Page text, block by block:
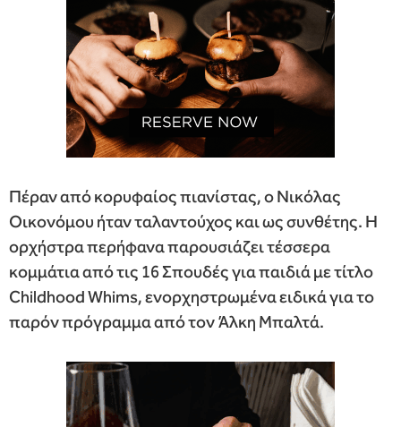
Πέραν από κορυφαίος πιανίστας, ο Νικόλας
Οικονόμου ήταν ταλαντούχος και ως συνθέτης. Η
ορχήστρα περήφανα παρουσιάζει τέσσερα
κομμάτια από τις 16 Σπουδές για παιδιά με τίτλο
Childhood Whims, ενορχηστρωμένα ειδικά για το
παρόν πρόγραμμα από τον Άλκη Μπαλτά.